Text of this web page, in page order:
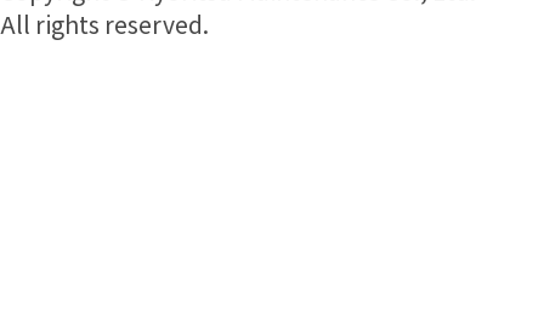
All rights reserved.